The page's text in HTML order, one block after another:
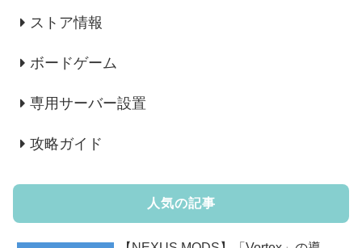
ストア情報
ボードゲーム
専用サーバー設置
攻略ガイド
人気の記事